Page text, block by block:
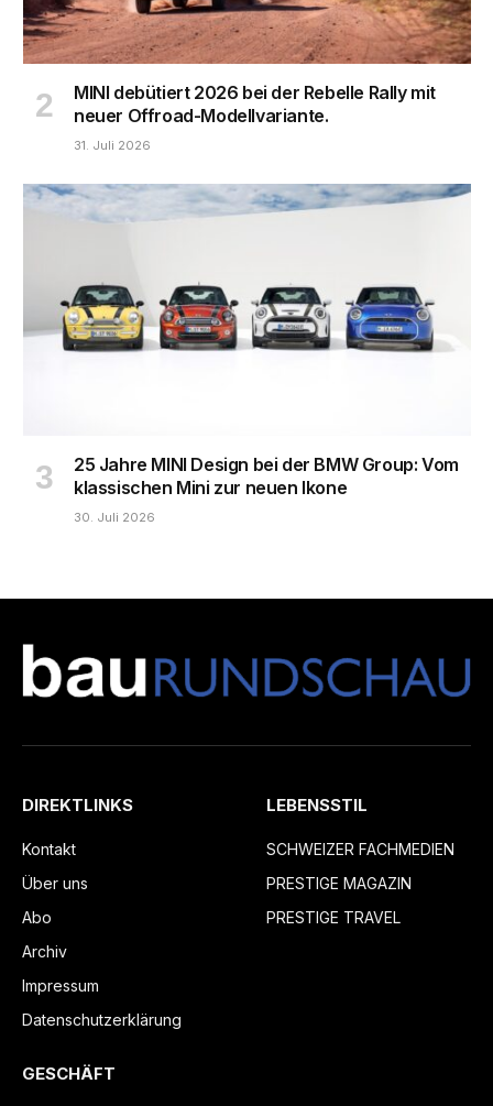
MINI debütiert 2026 bei der Rebelle Rally mit
neuer Offroad-Modellvariante.
31. Juli 2026
25 Jahre MINI Design bei der BMW Group: Vom
klassischen Mini zur neuen Ikone
30. Juli 2026
DIREKTLINKS
Kontakt
Über uns
Abo
Archiv
Impressum
Datenschutzerklärung
LEBENSSTIL
SCHWEIZER FACHMEDIEN
PRESTIGE MAGAZIN
PRESTIGE TRAVEL
GESCHÄFT